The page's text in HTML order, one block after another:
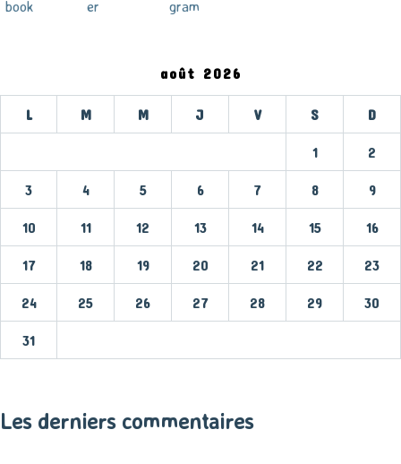
août 2026
L M M J V S D
1 2
3 4 5 6 7 8 9
10 11 12 13 14 15 16
17 18 19 20 21 22 23
24 25 26 27 28 29 30
31
Les derniers commentaires